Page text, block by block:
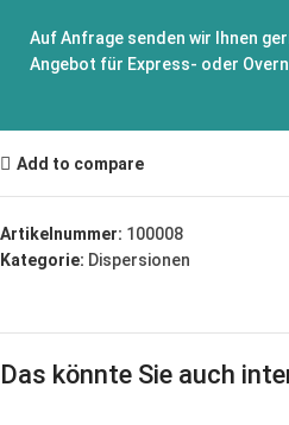
Auf Anfrage senden wir Ihnen
Angebot für Express- oder
Add to compare
Artikelnummer: 100008
Kategorie: Dispersionen
Das könnte Sie auch